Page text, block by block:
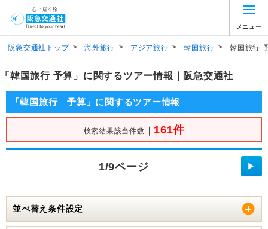
メニュー
阪急交通社トップ > 海外旅行 > アジア旅行 > 韓国旅行 > 韓国旅行
「韓国旅行 予算」に関するツアー情報｜阪急交通社
「韓国旅行 予算」に関するツアー情報
検索結果該当件数 ｜ 161件
1/9ページ ▶
並べ替え条件設定